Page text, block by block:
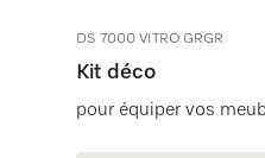
DS 7000 VITRO GRGR
Kit déco
pour équiper vos